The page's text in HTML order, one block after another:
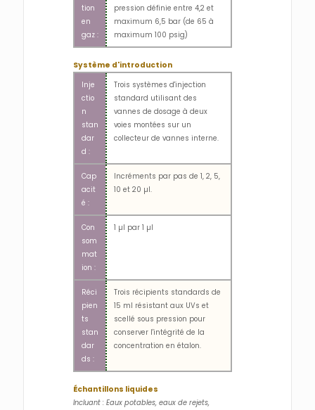
tion
en
gaz :
pression définie entre 4,2 et
maximum 6,5 bar (de 65 à
maximum 100 psig)
Système d'introduction
Inje
ctio
n
stan
dar
d :
Trois systèmes d'injection
standard utilisant des
vannes de dosage à deux
voies montées sur un
collecteur de vannes interne.
Cap
acit
é :
Incréments par pas de 1, 2, 5,
10 et 20 µl.
Con
som
mat
ion :
1 µl par 1 µl
Réci
pien
ts
stan
dar
ds :
Trois récipients standards de
15 ml résistant aux UVs et
scellé sous pression pour
conserver l'intégrité de la
concentration en étalon.
Échantillons liquides
Incluant : Eaux potables, eaux de rejets,